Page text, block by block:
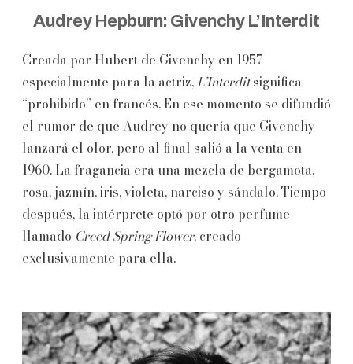
Audrey Hepburn: Givenchy L’Interdit
Creada por Hubert de Givenchy en 1957
especialmente para la actriz, L’Interditsignifica
“prohibido” en francés. En ese momento se difundió
el rumor de que Audrey no quería que Givenchy
lanzará el olor, pero al final salió a la venta en
1960. La fragancia era una mezcla de bergamota,
rosa, jazmín, iris, violeta, narciso y sándalo. Tiempo
después, la intérprete optó por otro perfume
llamado Creed Spring Flower, creado
exclusivamente para ella.